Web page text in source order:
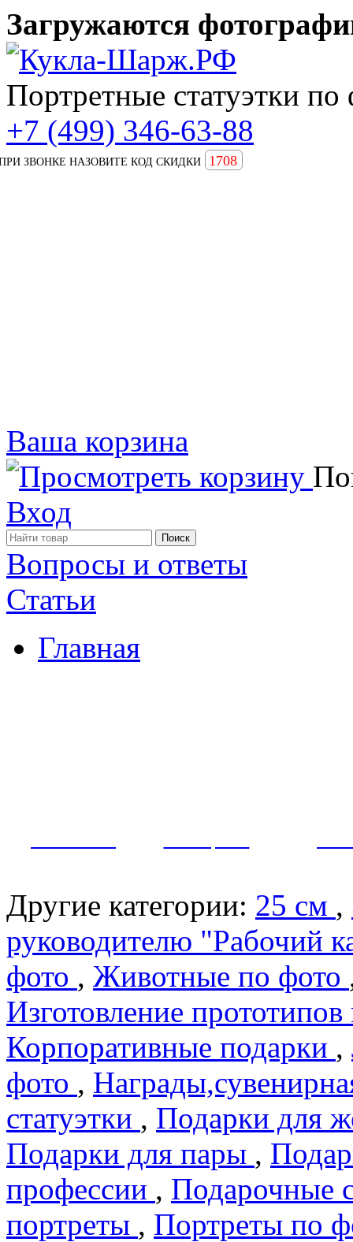
Загружаются
Портретные статуэтки по
+7 (499) 346-63-88
ЗВОНКЕ НАЗОВИТЕ КОД СКИДКИ 1708
Ваша корзина
Вход
Вопросы и ответы
Статьи
Главная
Другие категории: 25 см ,
руководителю "Рабочий
фото , Животные по фото
Изготовление
Корпоративные подарки ,
фото ,
статуэтки , Подарки для
Подарки для пары ,
профеcсии , Подарочные
портреты , Портреты по